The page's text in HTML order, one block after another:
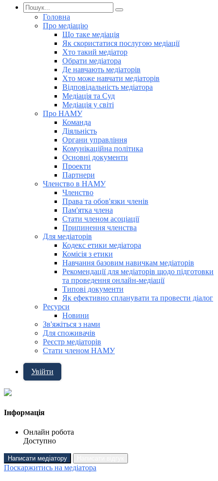
Головна
Про медіацію
Що таке медіація
Як скористатися послугою медіації
Хто такий медіатор
Обрати медіатора
Де навчають медіаторів
Хто може навчати медіаторів
Відповідальність медіатора
Медіація та Суд
Медіація у світі
Про НАМУ
Команда
Діяльність
Органи управління
Комунікаційна політика
Основні документи
Проекти
Партнери
Членство в НАМУ
Членство
Права та обов'язки членів
Пам'ятка члена
Стати членом асоціації
Припинення членства
Для медіаторів
Кодекс етики медіатора
Комісія з етики
Навчання базовим навичкам медіаторів
Рекомендації для медіаторів щодо підготовки
та проведення онлайн-медіації
Типові документи
Як ефективно спланувати та провести діалог
Ресурси
Новини
Зв'яжіться з нами
Для споживачів
Реєстр медіаторів
Стати членом НАМУ
Увійти
Інформація
Онлайн робота
Доступно
Написати медіатору
Поскаржитись на медіатора